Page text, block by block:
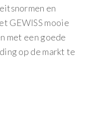
en
GEWISS mooie
met een goede
op de markt te